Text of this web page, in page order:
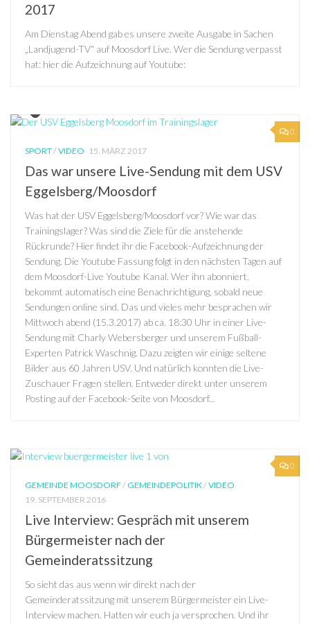
2017
Am Dienstag Abend gab es unsere zweite Ausgabe in Sachen
„Landjugend-TV“ auf Moosdorf Live. Wer die Sendung verpasst
hat: hier die Aufzeichnung auf Youtube:
0
SPORT/VIDEO 15. MÄRZ 2017
Das war unsere Live-Sendung mit dem USV
Eggelsberg/Moosdorf
Was hat der USV Eggelsberg/Moosdorf vor? Wie war das
Trainingslager? Was sind die Ziele für die anstehende
Rückrunde? Hier findet ihr die Facebook-Aufzeichnung der
Sendung. Die Youtube Fassung folgt in den nächsten Tagen auf
dem Moosdorf-Live Youtube Kanal. Wer ihn abonniert,
bekommt automatisch eine Benachrichtigung, sobald neue
Sendungen online sind. Das und vieles mehr besprachen wir
Mittwoch abend (15.3.2017) ab ca. 18:30 Uhr in einer Live-
Sendung mit Charly Webersberger und unserem Fußball-
Experten Patrick Waschnig. Dazu zeigten wir einige seltene
Bilder aus 60 Jahren USV. Und natürlich konnten die Live-
Zuschauer Fragen stellen. Entweder direkt unter unserem
Posting auf der Facebook-Seite von Moosdorf...
0
GEMEINDE MOOSDORF/GEMEINDEPOLITIK/VIDEO
19. SEPTEMBER 2016
Live Interview: Gespräch mit unserem
Bürgermeister nach der
Gemeinderatssitzung
So sieht das aus wenn wir direkt nach der
Gemeinderatssitzung mit unserem Bürgermeister ein Live-
Interview machen. Hatten wir euch ja versprochen. Und ihr